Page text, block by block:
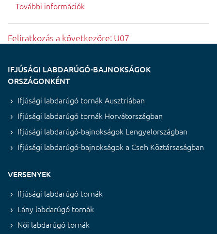
További információk
Feliratkozás a következőre: U07
IFJÚSÁGI LABDARÚGÓ-BAJNOKSÁGOK
ORSZÁGONKÉNT
Ifjúsági labdarúgó tornák Ausztriában
Ifjúsági labdarúgó tornák Horvátországban
Ifjúsági labdarúgó-bajnokságok Lengyelországban
Ifjúsági labdarúgó-bajnokságok a Cseh Köztársaságban
VERSENYEK
Ifjúsági labdarúgó tornák
Lány labdarúgó tornák
Női labdarúgó tornák